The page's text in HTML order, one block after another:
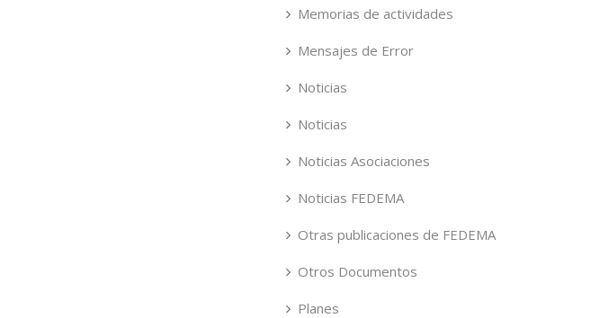
Memorias de actividades
Mensajes de Error
Noticias
Noticias
Noticias Asociaciones
Noticias FEDEMA
Otras publicaciones de FEDEMA
Otros Documentos
Planes